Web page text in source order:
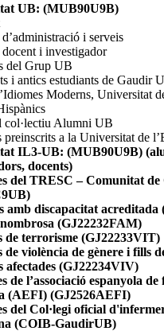
UB: (MUB90U9B)
i serveis
docent i investigador
del Grup UB
i antics estudiants de Gaudir
Moderns, Universitat
col·lectiu Alumni UB
preinscrits a la Universitat de
IL3-UB: (MUB90U9B)
docents)
del TRESC – Comunitat
amb discapacitat acreditada
(GJ22232FAM)
de terrorisme (GJ22233VIT)
de violència de gènere i fills
afectades (GJ22234VIV)
de l’associació espanyola
(AEFI) (GJ2526AEFI)
del Col·legi oficial
(COIB-GaudirUB)